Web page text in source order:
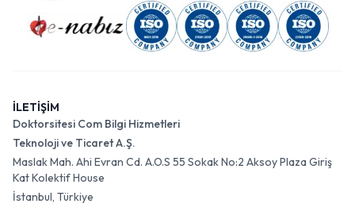
İLETİŞİM
Doktorsitesi Com Bilgi Hizmetleri
Teknoloji ve Ticaret A.Ş.
Maslak Mah. Ahi Evran Cd. A.O.S 55 Sokak No:2 Aksoy Plaza Giriş
Kat Kolektif House
İstanbul, Türkiye